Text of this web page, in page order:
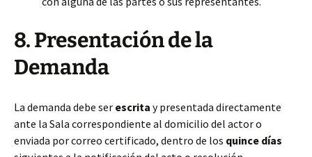
8. Presentación de la
Demanda
La demanda debe ser escrita y presentada directamente
ante la Sala correspondiente al domicilio del actor o
enviada por correo certificado, dentro de los quince días